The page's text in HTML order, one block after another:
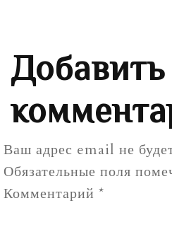
Добавить
Ваш адрес email не
Обязательные поля
Комментарий *